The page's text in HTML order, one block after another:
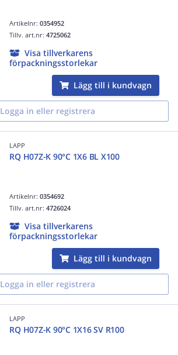
Artikelnr:0354952
Tillv. art.nr:4725062
Visa tillverkarens
förpackningsstorlekar
Lägg till i kundvagn
Logga in eller registrera
LAPP
RQ H07Z-K 90°C 1X6 BL X100
Artikelnr:0354692
Tillv. art.nr:4726024
Visa tillverkarens
förpackningsstorlekar
Lägg till i kundvagn
Logga in eller registrera
LAPP
RQ H07Z-K 90°C 1X16 SV R100